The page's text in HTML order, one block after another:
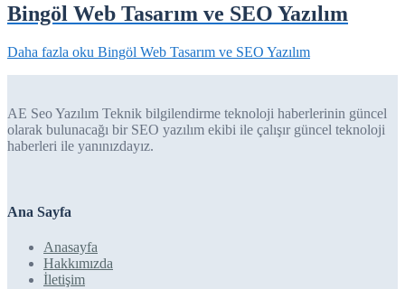
Bingöl Web Tasarım ve SEO Yazılım
Daha fazla oku Bingöl Web Tasarım ve SEO Yazılım
AE Seo Yazılım Teknik bilgilendirme teknoloji haberlerinin güncel
olarak bulunacağı bir SEO yazılım ekibi ile çalışır güncel teknoloji
haberleri ile yanınızdayız.
Ana Sayfa
Anasayfa
Hakkımızda
İletişim